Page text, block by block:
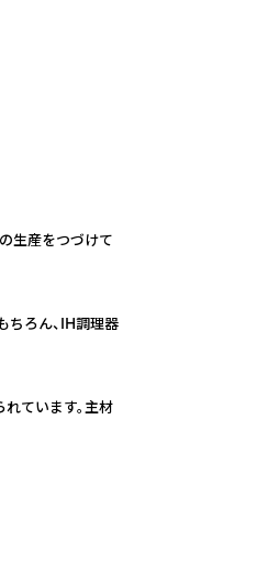
生産をつづけて
ちろん、IH調理器
ています。主材